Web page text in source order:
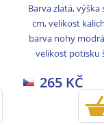
Barva zlatá, výška
cm, velikost
barva nohy
velikost potisku
265 KČ